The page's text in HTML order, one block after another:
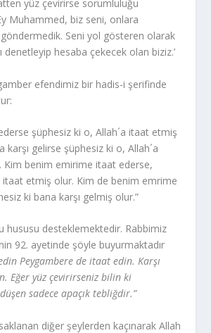
yüz çevirirse sorum­luluğu
Muhammed, biz seni, onlara
Seni yol gösteren olarak
denetleyip hesaba çekecek olan biziz.’
efendimiz bir hadis-i şerifinde
şüphesiz ki o, Allah´a itaat etmiş
karşı gelirse şüphesiz ki o, Allah´a
Kim benim emirime ita­at ederse,
itaat etmiş olur. Kim de benim emrime
ki bana karşı gelmiş olur.”
hususu desteklemektedir. Rabbimiz
92. ayetinde şöyle buyurmaktadır
Peygambere de itaat edin. Karşı
Eğer yüz çevirirseniz bilin ki
sadece apaçık tebliğdir.”
diğer şeylerden kaçınarak Allah